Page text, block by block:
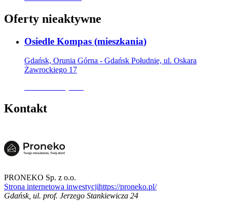
Oferty nieaktywne
Osiedle Kompas (mieszkania)
Gdańsk, Orunia Górna - Gdańsk Południe, ul. Oskara
Żawrockiego 17
Kontakt
PRONEKO Sp. z o.o.
Strona internetowa inwestycjihttps://proneko.pl/
Gdańsk, ul. prof. Jerzego Stankiewicza 24